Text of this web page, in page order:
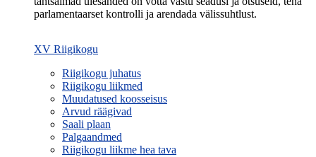
parlamentaarset kontrolli ja arendada välissuhtlust.
XV Riigikogu
Riigikogu juhatus
Riigikogu liikmed
Muudatused koosseisus
Arvud räägivad
Saali plaan
Palgaandmed
Riigikogu liikme hea tava